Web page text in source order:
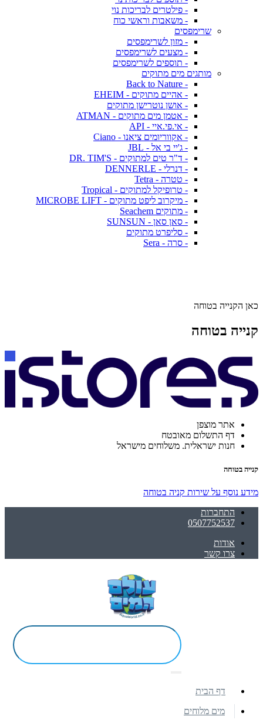
- פילטרים לבריכות נוי
- משאבות וראשי כוח
שרימפסים
- מזון לשרימפסים
- מצעים לשרימפסים
- תוספים לשרימפסים
מותגים מים מתוקים
- Back to Nature
- אהיים מתוקים - EHEIM
- אושן נוטרישן מתוקים
- אטמן מים מתוקים - ATMAN
- אי.פי.איי - API
- אקווריומים ציאנו - Ciano
- ג'יי בי אל - JBL
- ד"ר טים למתוקים - DR. TIM'S
- דנרלי - DENNERLE
- טטרה - Tetra
- טרופיקל למתוקים - Tropical
- מיקרוב ליפט מתוקים - MICROBE LIFT
- מתוקים Seachem
- סאן סאן - SUNSUN
- סליפרט מתוקים
- סרה - Sera
כאן הקנייה בטוחה
קנייה בטוחה
אתר מוצפן
דף התשלום מאובטח
חנות ישראלית. משלוחים מישראל
קנייה בטוחה
מידע נוסף על שירות קניה בטוחה
התחברות
0507752537
אודות
צרו קשר
דף הבית
מים מלוחים